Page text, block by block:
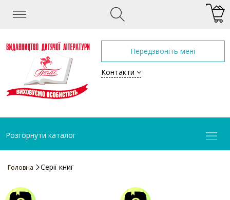
Передзвоніть мені
Контакти
Розгорнути каталог
Головна Серії книг